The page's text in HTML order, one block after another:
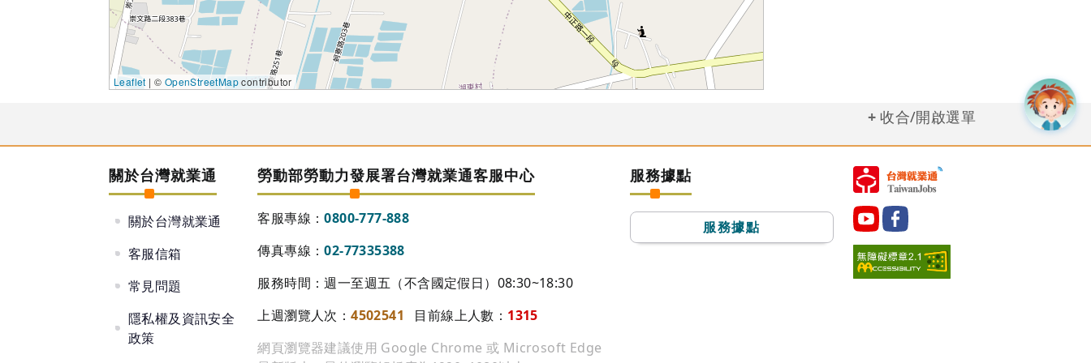
Leaflet | © OpenStreetMapcontributor
收合/開啟選單
關於台灣就業通
關於台灣就業通
客服信箱
常見問題
隱私權及資訊安全
政策
勞動部勞動力發展署台灣就業通客服中心
客服專線：0800-777-888
傳真專線：02-77335388
服務時間：週一至週五（不含國定假日）08:30~18:30
上週瀏覽人次：4502541 目前線上人數： 1315
網頁瀏覽器建議使用 Google Chrome 或 Microsoft Edge
88
服務據點
服務據點